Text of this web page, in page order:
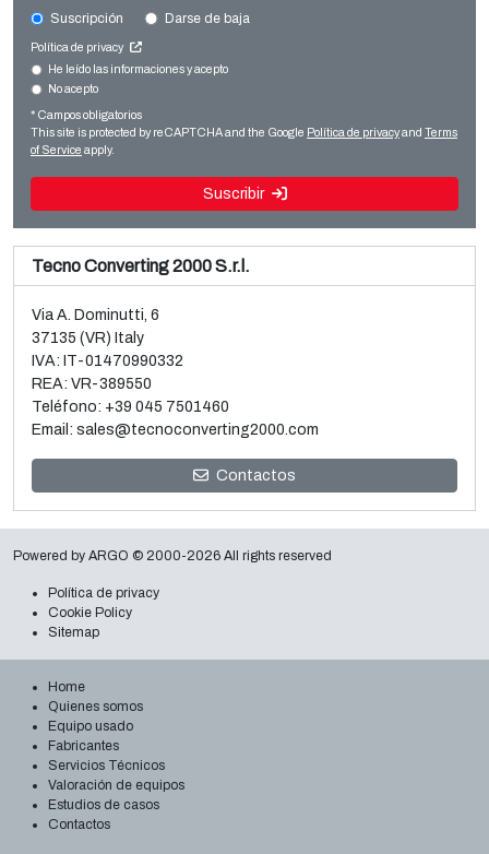
Converting machines
Slitter rewinders
Leer más
Venta y desmontaje de línea BOPP Brückner 3 capas
usada
Venta y desmontaje de 3 Metalizadoras al vacío Galileo
Leer más
Suscripción Darse de baja
Política de privacy
He leído las informaciones y acepto
No acepto
* Campos obligatorios
This site is protected by reCAPTCHA and the Google Política de privacyand Terms
of Service apply.
Suscribir
Tecno Converting 2000 S.r.l.
Via A. Dominutti, 6
37135 (VR) Italy
IVA: IT-01470990332
REA: VR-389550
Teléfono: +39 045 7501460
Email: sales@tecnoconverting2000.com
Contactos
Powered by ARGO © 2000-2026 All rights reserved
Política de privacy
Cookie Policy
Sitemap
Home
Quienes somos
Equipo usado
Fabricantes
Servicios Técnicos
Valoración de equipos
Estudios de casos
Contactos